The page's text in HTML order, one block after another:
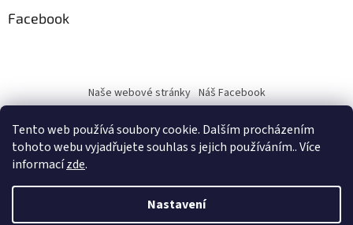
Tento web používá soubory cookie. Dalším procházením
tohoto webu vyjadřujete souhlas s jejich používáním.. Více
informacízde.
Nastavení
Facebook
Naše webové stránky Náš Facebook